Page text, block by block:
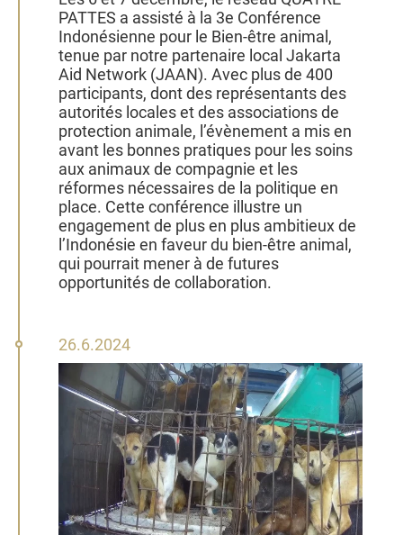
PATTES a assisté à la 3e Conférence
Indonésienne pour le Bien-être animal,
tenue par notre partenaire local Jakarta
Aid Network (JAAN). Avec plus de 400
participants, dont des représentants des
autorités locales et des associations de
protection animale, l’évènement a mis en
avant les bonnes pratiques pour les soins
aux animaux de compagnie et les
réformes nécessaires de la politique en
place. Cette conférence illustre un
engagement de plus en plus ambitieux de
l’Indonésie en faveur du bien-être animal,
qui pourrait mener à de futures
opportunités de collaboration.
26
juin
2024
26.6.2024